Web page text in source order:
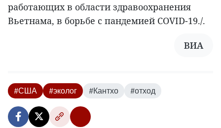
работающих в области здравоохранения
Вьетнама, в борьбе с пандемией COVID-19./.
ВИА
#США #эколог #Кантхо #отход